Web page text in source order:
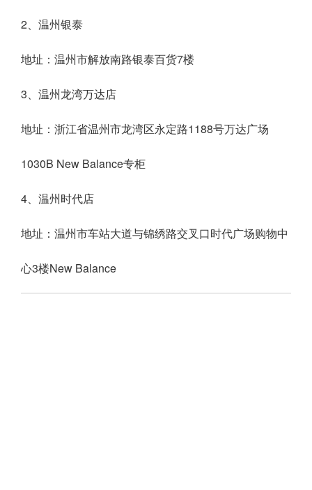
2、温州银泰
地址：温州市解放南路银泰百货7楼
3、温州龙湾万达店
地址：浙江省温州市龙湾区永定路1188号万达广场
1030B New Balance专柜
4、温州时代店
地址：温州市车站大道与锦绣路交叉口时代广场购物中
心3楼New Balance